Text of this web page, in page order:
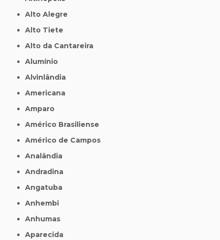
Alto Alegre
Alto Tiete
Alto da Cantareira
Alumínio
Alvinlândia
Americana
Amparo
Américo Brasiliense
Américo de Campos
Analândia
Andradina
Angatuba
Anhembi
Anhumas
Aparecida